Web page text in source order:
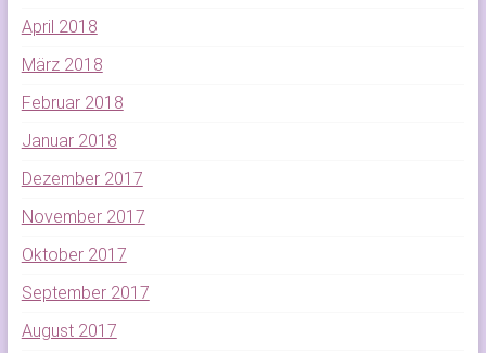
April 2018
März 2018
Februar 2018
Januar 2018
Dezember 2017
November 2017
Oktober 2017
September 2017
August 2017